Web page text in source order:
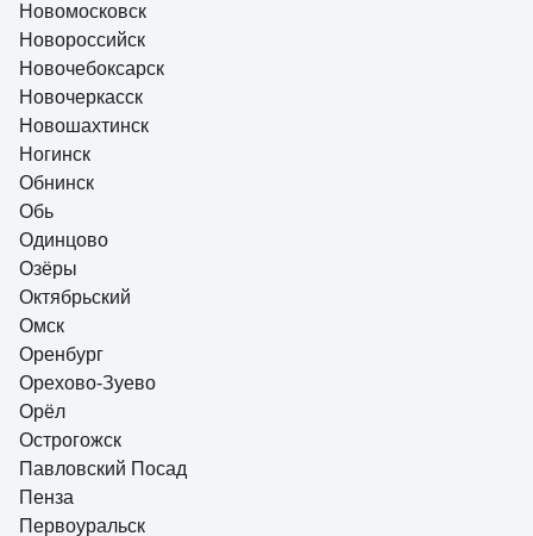
Новомосковск
Новороссийск
Новочебоксарск
Новочеркасск
Новошахтинск
Ногинск
Обнинск
Обь
Одинцово
Озёры
Октябрьский
Омск
Оренбург
Орехово-Зуево
Орёл
Острогожск
Павловский Посад
Пенза
Первоуральск